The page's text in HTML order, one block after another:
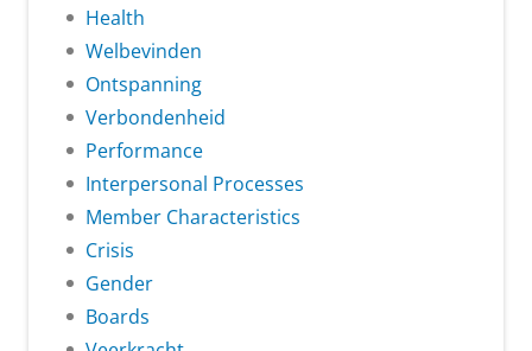
Health
Welbevinden
Ontspanning
Verbondenheid
Performance
Interpersonal Processes
Member Characteristics
Crisis
Gender
Boards